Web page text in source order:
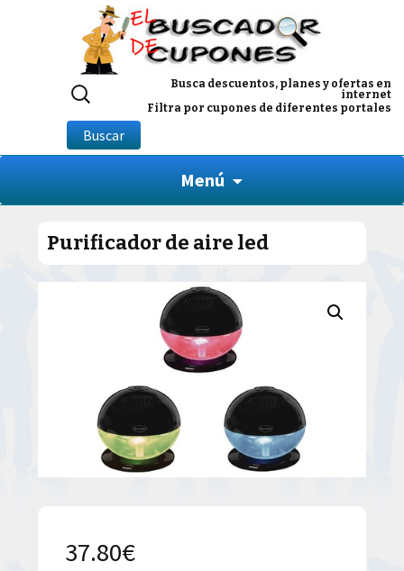
Busca descuentos, planes y ofertas en
internet
Filtra por cupones de diferentes portales
Buscar
por:
Buscar
Menú
Purificador de aire led
37.80€